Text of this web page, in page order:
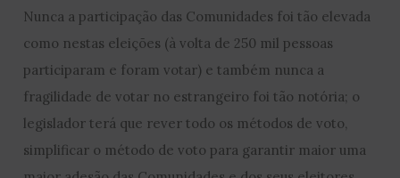
Nunca a participação das Comunidades foi tão elevada
como nestas eleições (à volta de 250 mil pessoas
participaram e foram votar) e também nunca a
fragilidade de votar no estrangeiro foi tão notória; o
legislador terá que rever todo os métodos de voto,
simplificar o método de voto para garantir maior uma